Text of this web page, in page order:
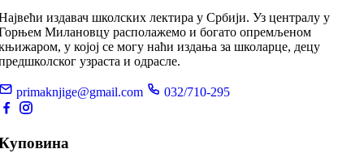
издавач школских лектира у Србији. Уз централу у
Милановцу располажемо и богато опремљеном
у којој се могу наћи издања за школарце, децу
узраста и одрасле.
primaknjige@gmail.com 032/710-295